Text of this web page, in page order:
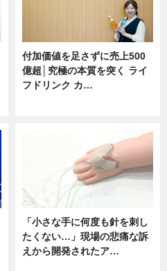
付加価値を足さずに売上500
億超│究極の本質を突く ライ
フドリンク カ…
「小さな手に何度も針を刺し
たくない…」現場の悲痛な訴
えから開発されたア…